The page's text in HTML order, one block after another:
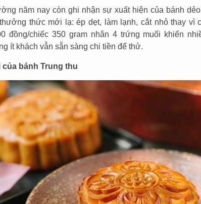
năm nay còn ghi nhận sự xuất hiện của bánh
thức mới lạ: ép dẹt, làm lạnh, cắt nhỏ thay vì
đồng/chiếc 350 gram nhân 4 trứng muối khiến
ít khách vẫn sẵn sàng chi tiền để thử.
bánh Trung thu